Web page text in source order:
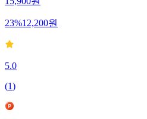
15,900원
23%12,200원
5.0
(1)